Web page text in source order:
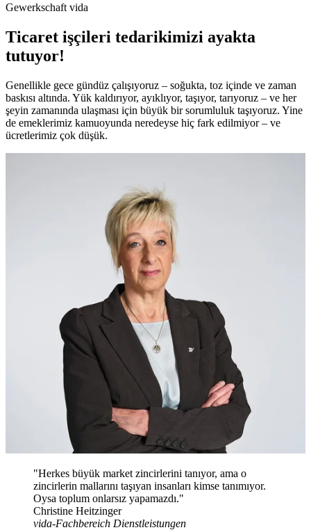
Gewerkschaft vida
Ticaret işçileri tedarikimizi ayakta
tutuyor!
Genellikle gece gündüz çalışıyoruz – soğukta, toz içinde ve zaman
baskısı altında. Yük kaldırıyor, ayıklıyor, taşıyor, tarıyoruz – ve her
şeyin zamanında ulaşması için büyük bir sorumluluk taşıyoruz. Yine
de emeklerimiz kamuoyunda neredeyse hiç fark edilmiyor – ve
ücretlerimiz çok düşük.
"Herkes büyük market zincirlerini tanıyor, ama o
zincirlerin mallarını taşıyan insanları kimse tanımıyor.
Oysa toplum onlarsız yapamazdı."
Christine Heitzinger
vida-Fachbereich Dienstleistungen